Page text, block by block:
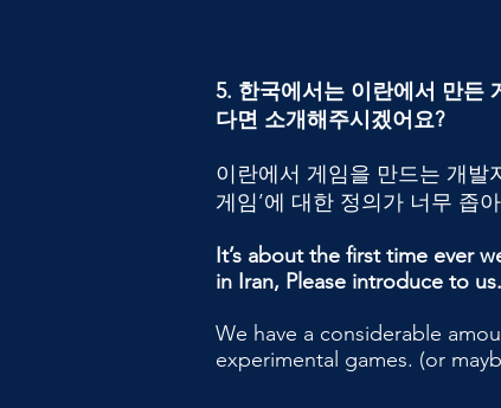
5. 한국에서는 이란에서 만든
다면 소개해주시겠어요?
이란에서 게임을 만드는 개발
게임’에 대한 정의가 너무 좁
It’s about the first time ever
in Iran, Please introduce to us.
We have a considerable
experimental games. (or